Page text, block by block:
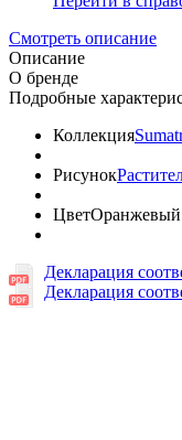
Смотреть описание
Описание
О бренде
Подробные
Коллекция
Рисунок
ЦветОранжевый
Декларация
Декларация